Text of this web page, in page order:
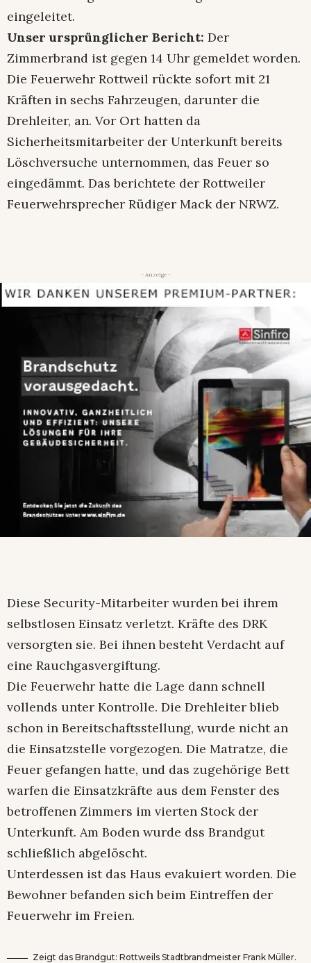
eingeleitet.
Unser ursprünglicher Bericht: Der
Zimmerbrand ist gegen 14 Uhr gemeldet worden.
Die Feuerwehr Rottweil rückte sofort mit 21
Kräften in sechs Fahrzeugen, darunter die
Drehleiter, an. Vor Ort hatten da
Sicherheitsmitarbeiter der Unterkunft bereits
Löschversuche unternommen, das Feuer so
eingedämmt. Das berichtete der Rottweiler
Feuerwehrsprecher Rüdiger Mack der NRWZ.
- Anzeige -
Diese Security-Mitarbeiter wurden bei ihrem
selbstlosen Einsatz verletzt. Kräfte des DRK
versorgten sie. Bei ihnen besteht Verdacht auf
eine Rauchgasvergiftung.
Die Feuerwehr hatte die Lage dann schnell
vollends unter Kontrolle. Die Drehleiter blieb
schon in Bereitschaftsstellung, wurde nicht an
die Einsatzstelle vorgezogen. Die Matratze, die
Feuer gefangen hatte, und das zugehörige Bett
warfen die Einsatzkräfte aus dem Fenster des
betroffenen Zimmers im vierten Stock der
Unterkunft. Am Boden wurde dss Brandgut
schließlich abgelöscht.
Unterdessen ist das Haus evakuiert worden. Die
Bewohner befanden sich beim Eintreffen der
Feuerwehr im Freien.
Zeigt das Brandgut: Rottweils Stadtbrandmeister Frank Müller.